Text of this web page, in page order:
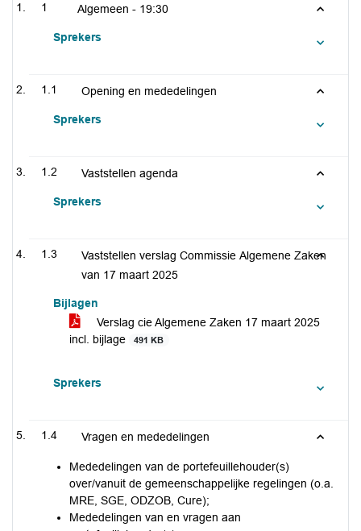
1 Algemeen - 19:30
Sprekers
1.1 Opening en mededelingen
Sprekers
1.2 Vaststellen agenda
Sprekers
1.3
Vaststellen verslag Commissie Algemene Zaken
van 17 maart 2025
Bijlagen
Verslag cie Algemene Zaken 17 maart 2025
incl. bijlage
491 KB
Sprekers
1.4 Vragen en mededelingen
Mededelingen van de portefeuillehouder(s)
over/vanuit de gemeenschappelijke regelingen (o.a.
MRE, SGE, ODZOB, Cure);
Mededelingen van en vragen aan